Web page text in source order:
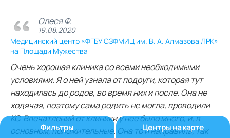
Фильтры Центры на карте
Олеся Ф.
19.08.2020
Медицинский центр «ФГБУ СЗФМИЦ им. В. А. Алмазова ЛРК»
на Площади Мужества
Очень хорошая клиника со всеми необходимыми
условиями. Я о ней узнала от подруги, которая тут
находилась до родов, во время них и после. Она не
ходячая, поэтому сама родить не могла, проводили
КС. Впечатлений от клиники у нее было много, и, в
основном, положительные. Она то и направила, так